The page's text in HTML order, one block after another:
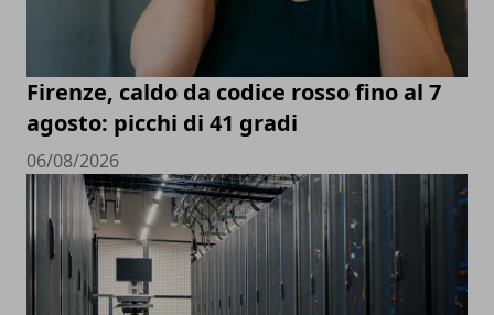
Firenze, caldo da codice rosso fino al 7
agosto: picchi di 41 gradi
06/08/2026